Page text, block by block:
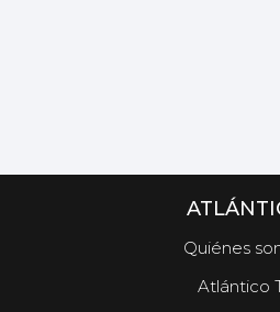
Quiénes
Atlántico